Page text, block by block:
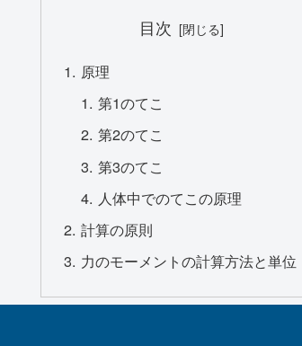
目次
原理
第1のてこ
第2のてこ
第3のてこ
人体中でのてこの原理
計算の原則
力のモーメントの計算方法と単位